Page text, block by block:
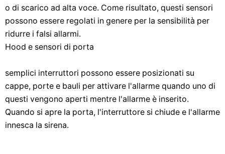
o di scarico ad alta voce. Come risultato, questi sensori
possono essere regolati in genere per la sensibilità per
ridurre i falsi allarmi.
Hood e sensori di porta
semplici interruttori possono essere posizionati su
cappe, porte e bauli per attivare l'allarme quando uno di
questi vengono aperti mentre l'allarme è inserito.
Quando si apre la porta, l'interruttore si chiude e l'allarme
innesca la sirena.